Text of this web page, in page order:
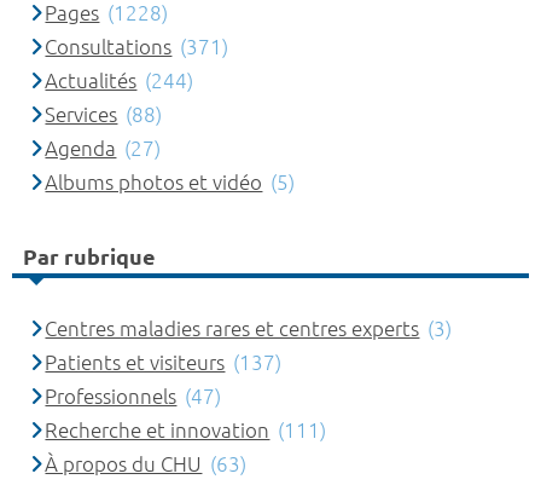
Pages (1228)
Consultations (371)
Actualités (244)
Services (88)
Agenda (27)
Albums photos et vidéo (5)
Par rubrique
Centres maladies rares et centres experts (3)
Patients et visiteurs (137)
Professionnels (47)
Recherche et innovation (111)
À propos du CHU (63)